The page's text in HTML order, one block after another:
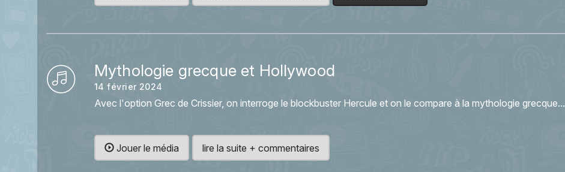
Mythologie grecque et Hollywood
14 février 2024
Avec l'option Grec de Crissier, on interroge le blockbuster Hercule et on le compare à la mythologie grecque...
Jouer le média lire la suite + commentaires